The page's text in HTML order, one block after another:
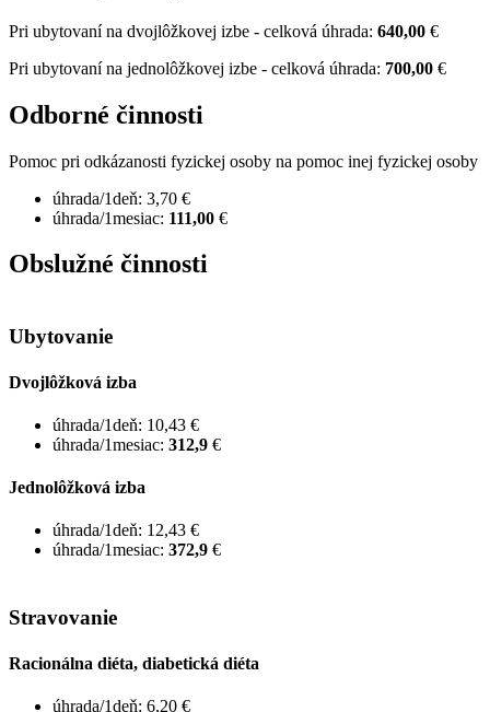
Pri ubytovaní na dvojlôžkovej izbe - celková úhrada: 640,00 €
Pri ubytovaní na jednolôžkovej izbe - celková úhrada: 700,00 €
Odborné činnosti
Pomoc pri odkázanosti fyzickej osoby na pomoc inej fyzickej osoby
úhrada/1deň: 3,70 €
úhrada/1mesiac: 111,00 €
Obslužné činnosti
Ubytovanie
Dvojlôžková izba
úhrada/1deň: 10,43 €
úhrada/1mesiac: 312,9 €
Jednolôžková izba
úhrada/1deň: 12,43 €
úhrada/1mesiac: 372,9 €
Stravovanie
Racionálna diéta, diabetická diéta
úhrada/1deň: 6,20 €